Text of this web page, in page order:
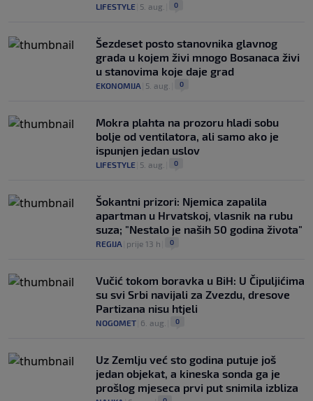
LIFESTYLE 5. aug. 0
Šezdeset posto stanovnika glavnog
grada u kojem živi mnogo Bosanaca živi
u stanovima koje daje grad
EKONOMIJA 5. aug. 0
Mokra plahta na prozoru hladi sobu
bolje od ventilatora, ali samo ako je
ispunjen jedan uslov
LIFESTYLE 5. aug. 0
Šokantni prizori: Njemica zapalila
apartman u Hrvatskoj, vlasnik na rubu
suza; "Nestalo je naših 50 godina života"
REGIJA prije 13 h 0
Vučić tokom boravka u BiH: U Čipuljićima
su svi Srbi navijali za Zvezdu, dresove
Partizana nisu htjeli
NOGOMET 6. aug. 0
Uz Zemlju već sto godina putuje još
jedan objekat, a kineska sonda ga je
prošlog mjeseca prvi put snimila izbliza